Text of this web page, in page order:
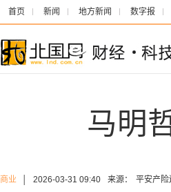
首页 新闻 地方新闻 数字报
马明
商业 2026-03-31 09:40 来源： 平安产险